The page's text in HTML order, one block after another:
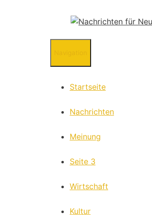
Startseite
Nachrichten
Meinung
Seite 3
Wirtschaft
Kultur